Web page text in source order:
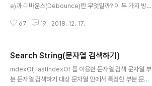
e)과 디바운스(Debounce)란 무엇일까? 이 두 가지 방법
성능상의 이유로 JS의 양적인 측면, 즉 이벤트(event)를
다고 가정해 봅니다. 스크롤(scroll wheel), 트랙패드, 스
크롤 막대를 드래깅을 하게 되면 사용자는 크게 느끼지 못
할 수 있으나 이 행위로 인해 수많은 스크롤 이벤트가 발생
67 19 2018. 12. 17.
Search String(문자열 검색하기)
indexOf, lastIndexOf 를 이용한 문자열 검색 문자열 부
분 문자열 검색하기 대상 문자열 안에서 특정한 부분 문자